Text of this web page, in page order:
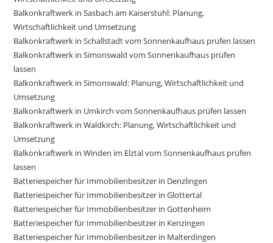
Balkonkraftwerk in Sasbach am Kaiserstuhl: Planung,
Wirtschaftlichkeit und Umsetzung
Balkonkraftwerk in Schallstadt vom Sonnenkaufhaus prüfen lassen
Balkonkraftwerk in Simonswald vom Sonnenkaufhaus prüfen
lassen
Balkonkraftwerk in Simonswald: Planung, Wirtschaftlichkeit und
Umsetzung
Balkonkraftwerk in Umkirch vom Sonnenkaufhaus prüfen lassen
Balkonkraftwerk in Waldkirch: Planung, Wirtschaftlichkeit und
Umsetzung
Balkonkraftwerk in Winden im Elztal vom Sonnenkaufhaus prüfen
lassen
Batteriespeicher für Immobilienbesitzer in Denzlingen
Batteriespeicher für Immobilienbesitzer in Glottertal
Batteriespeicher für Immobilienbesitzer in Gottenheim
Batteriespeicher für Immobilienbesitzer in Kenzingen
Batteriespeicher für Immobilienbesitzer in Malterdingen